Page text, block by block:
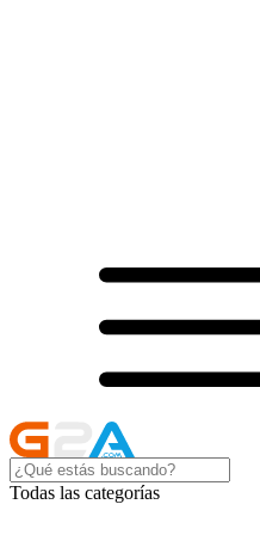
Todas las categorías